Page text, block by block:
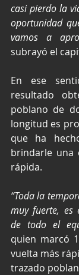
casi pierdo la
oportunidad
vamos a
subrayó el
En ese
resultado
poblano de
longitud es
que ha
brindarle una
rápida.
“Toda la
muy fuerte, es
de todo el
quien marcó
vuelta más
trazado